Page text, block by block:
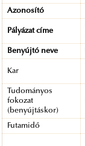
Azonosító
Pályázat címe
Benyújtó neve
Kar
Tudományos
fokozat
(benyújtáskor)
Futamidő